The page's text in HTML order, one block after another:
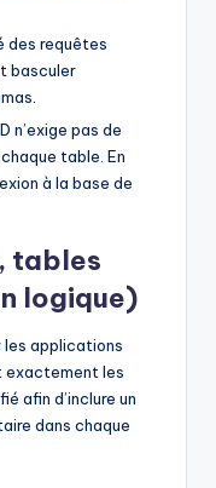
des requêtes
basculer
n’exige pas de
table. En
à la base de
tables
logique)
les applications
exactement les
afin d’inclure un
dans chaque